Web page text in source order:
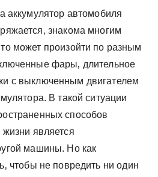
аккумулятор автомобиля
знакома многим
может произойти по разным
фары‚ длительное
с выключенным двигателем
В такой ситуации
способов
является
машины. Но как
чтобы не повредить ни один